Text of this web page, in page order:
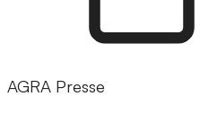
AGRA Presse